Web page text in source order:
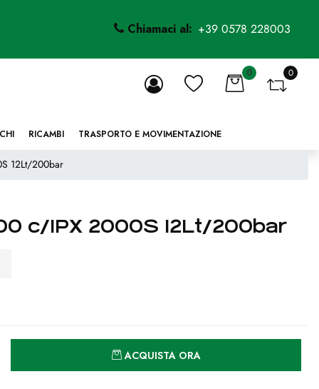
Chiamaci al: +39 0578 228003
0 0
RICAMBI TRASPORTO E MOVIMENTAZIONE
12Lt/200bar
c/IPX 2000S 12Lt/200bar
ACQUISTA ORA